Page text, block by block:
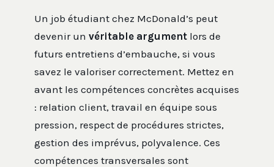
Un job étudiant chez McDonald’s peut
devenir un véritable argument lors de
futurs entretiens d’embauche, si vous
savez le valoriser correctement. Mettez en
avant les compétences concrètes acquises
: relation client, travail en équipe sous
pression, respect de procédures strictes,
gestion des imprévus, polyvalence. Ces
compétences transversales sont